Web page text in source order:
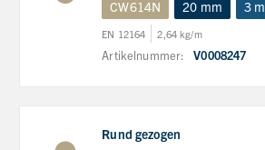
CW614N
20 mm 3 m
EN 12164 2,64 kg/m
Artikelnummer: V0008247
Rund gezogen